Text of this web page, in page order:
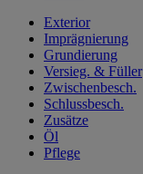
Exterior
Imprägnierung
Grundierung
Versieg. & Füller
Zwischenbesch.
Schlussbesch.
Zusätze
Öl
Pflege